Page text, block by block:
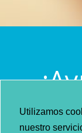
Utilizamos
nuestro
tu